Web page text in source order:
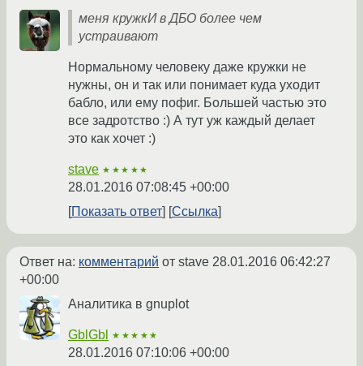
меня кружкИ в ДБО более чем
устраивают
Нормальному человеку даже кружки не
нужны, он и так или понимает куда уходит
бабло, или ему пофиг. Большей частью это
все задротство :) А тут уж каждый делает
это как хочет :)
stave ★★★★★
28.01.2016 07:08:45 +00:00
Показать ответ
Ссылка
Ответ на: комментарий от stave 28.01.2016 06:42:27
+00:00
Аналитика в gnuplot
GblGbl ★★★★★
28.01.2016 07:10:06 +00:00